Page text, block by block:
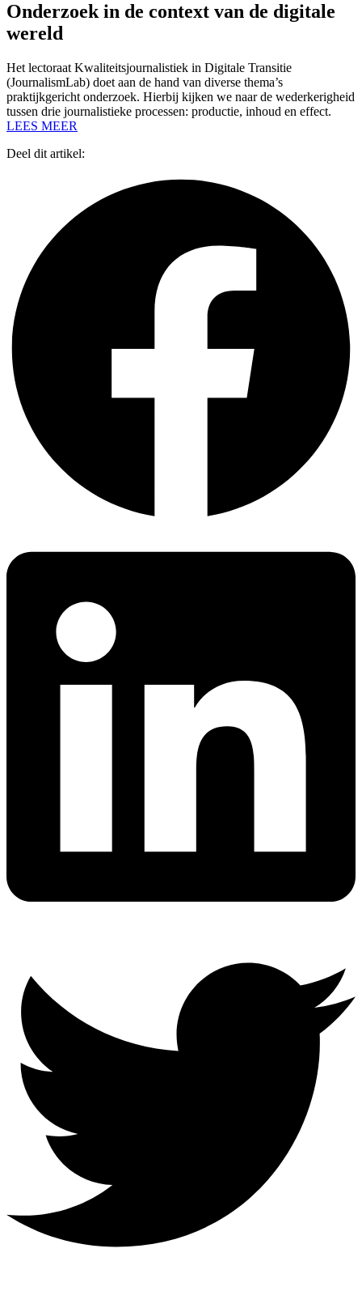
Onderzoek in de context van de digitale
wereld
Het lectoraat Kwaliteitsjournalistiek in Digitale Transitie
(JournalismLab) doet aan de hand van diverse thema’s
praktijkgericht onderzoek. Hierbij kijken we naar de wederkerigheid
tussen drie journalistieke processen: productie, inhoud en effect.
LEES MEER
Deel dit artikel: